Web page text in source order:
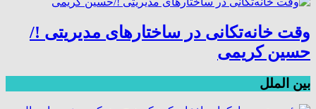
وقت خانه‌تکانی در ساختارهای مدیریتی !/
حسین کریمی
بین الملل